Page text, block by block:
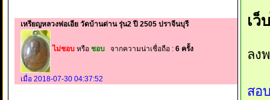
เหรียญหลวงพ่อเอีย วัดบ้านด่าน รุ่น2 ปี 2505 ปราจีนบุรี
ไม่ชอบ หรือ ชอบ จากความน่าเชื่อถือ : 6 ครั้ง
เมื่อ 2018-07-30 04:37:52
เว็
ลง
สอ